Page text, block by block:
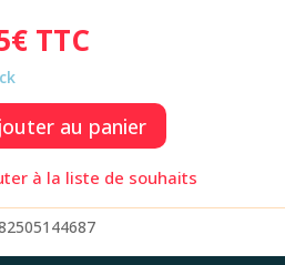
€ TTC
au panier
à la liste de souhaits